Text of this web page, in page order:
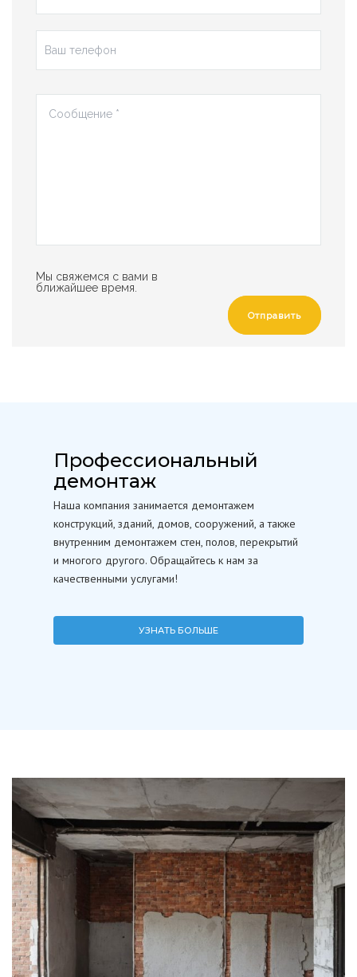
Мы свяжемся с вами в
ближайшее время.
Отправить
Профессиональный
демонтаж
Наша компания занимается демонтажем
конструкций, зданий, домов, сооружений, а также
внутренним демонтажем стен, полов, перекрытий
и многого другого. Обращайтесь к нам за
качественными услугами!
УЗНАТЬ БОЛЬШЕ